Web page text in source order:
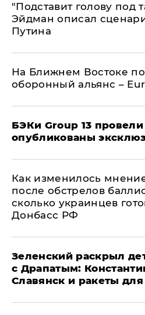
​"Подставит голову под
Эйдман описал
Путина
На Ближнем Востоке
оборонный альянс –
​БЭКи Group 13
опубликованы
Как изменилось
после обстрелов
сколько украинцев
Донбасс РФ
​Зеленский раскрыл
с Драпатым:
Славянск и ракеты